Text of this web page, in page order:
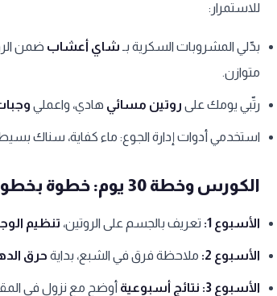
للاستمرار:
بدّلي المشروبات السكرية بـ شاي أعشاب ضمن
متوازن.
رتّبي يومك على روتين مسائي هادي، واعملي
استخدمي أدوات إدارة الجوع: ماء كفاية، سناك
الكورس وخطة 30 يوم: خطوة بخطوة
الأسبوع 1: تعريف بالجسم على الروتين، تنظيم
الأسبوع 2: ملاحظة فرق في الشبع، بداية حرق
الأسبوع 3: نتائج أسبوعية أوضح مع نزول في